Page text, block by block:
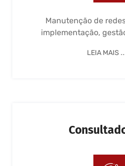
Manutenção de
implementação,
LEIA MAIS